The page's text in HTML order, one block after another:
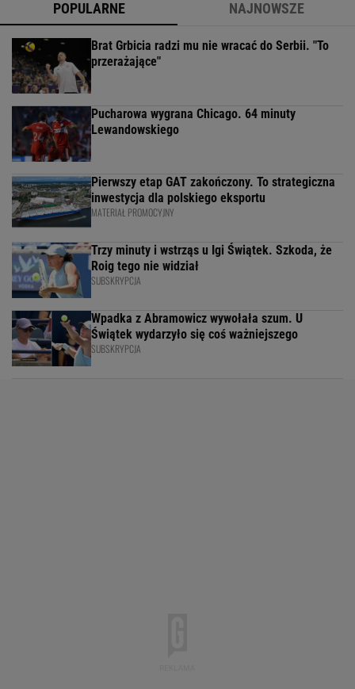
POPULARNE NAJNOWSZE
Brat Grbicia radzi mu nie wracać do Serbii. "To
przerażające"
Pucharowa wygrana Chicago. 64 minuty
Lewandowskiego
Pierwszy etap GAT zakończony. To strategiczna
inwestycja dla polskiego eksportu
MATERIAŁ PROMOCYJNY
Trzy minuty i wstrząs u Igi Świątek. Szkoda, że
Roig tego nie widział
SUBSKRYPCJA
Wpadka z Abramowicz wywołała szum. U
Świątek wydarzyło się coś ważniejszego
SUBSKRYPCJA